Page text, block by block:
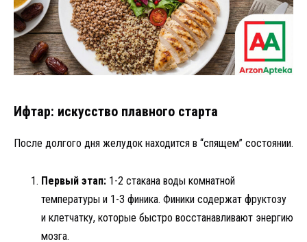
Ифтар: искусство плавного старта
После долгого дня желудок находится в “спящем” состоянии.
Первый этап: 1-2 стакана воды комнатной
температуры и 1-3 финика. Финики содержат фруктозу
и клетчатку, которые быстро восстанавливают энергию
мозга.